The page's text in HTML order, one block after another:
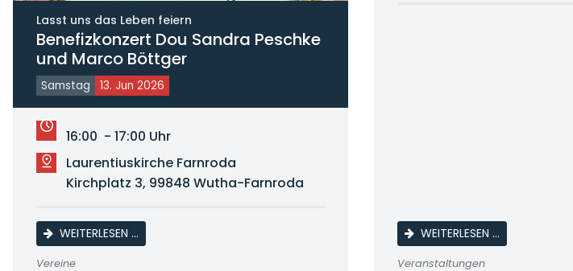
Lasst uns das Leben feiern
Benefizkonzert Dou Sandra Peschke
und Marco Böttger
Samstag 13. Jun 2026
16:00 - 17:00 Uhr
Laurentiuskirche Farnroda
Kirchplatz 3, 99848 Wutha-Farnroda
WEITERLESEN …BENEFIZKONZERT DOU SANDRA PESCHKE UND MARCO BÖTTGER
Vereine
WEITERLESEN …LACHS-GRILLEN
Veranstaltungen